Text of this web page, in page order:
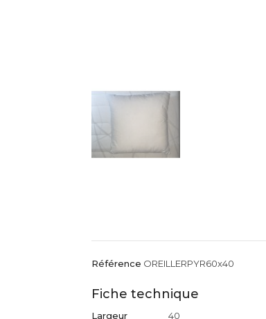
Référence OREILLERPYR60x40
Fiche technique
Largeur 40